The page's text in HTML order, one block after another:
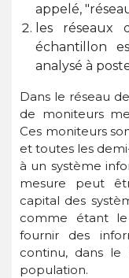
appelé,
les
échantillon
analysé à
Dans le réseau
de moniteurs
Ces moniteurs
et toutes les
à un système
mesure peut
capital des
comme étant le
fournir des
continu, dans
population.